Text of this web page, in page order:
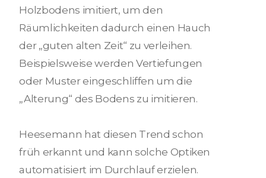
Holzbodens imitiert, um den
Räumlichkeiten dadurch einen Hauch
der „guten alten Zeit“ zu verleihen.
Beispielsweise werden Vertiefungen
oder Muster eingeschliffen um die
„Alterung“ des Bodens zu imitieren.
Heesemann hat diesen Trend schon
früh erkannt und kann solche Optiken
automatisiert im Durchlauf erzielen.